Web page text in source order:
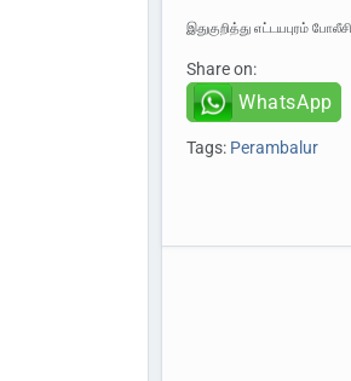
இதுகுறித்து எட்டயபுரம்
Share on:
WhatsApp
Tags: Perambalur